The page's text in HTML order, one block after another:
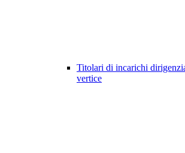
Titolari di incarichi
vertice